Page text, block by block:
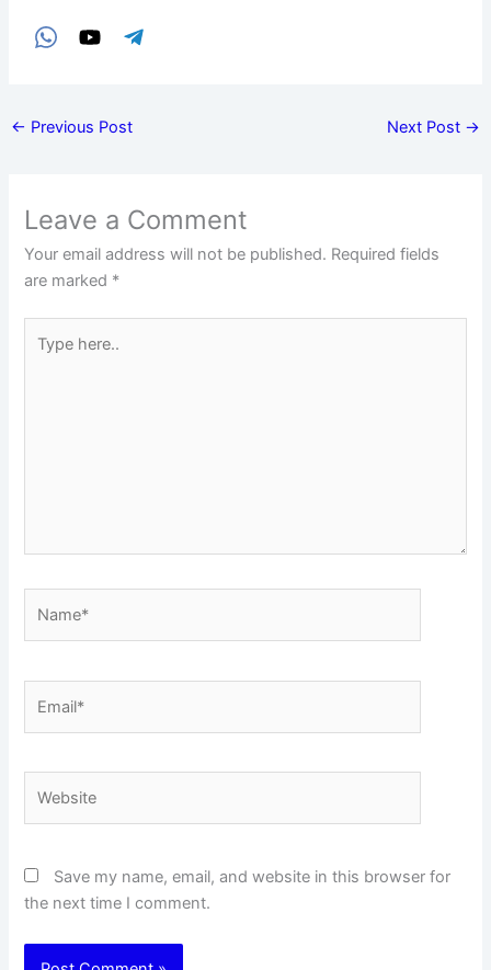
← Previous Post Next Post →
Leave a Comment
Your email address will not be published. Required fields
are marked *
here..
Save my name, email, and website in this browser for
the next time I comment.